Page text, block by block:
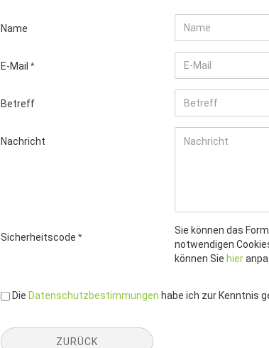
Name
E-Mail
Betreff
Nachricht
Sicherheitscode
Sie können das
notwendigen
können Sie hier
DATENSCHUTZBESTIMMUNGEN
Die Datenschutzbestimmungen habe ich zur Kenntnis
ZURÜCK